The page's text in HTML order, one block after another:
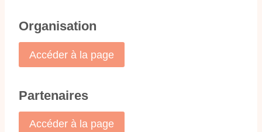
Organisation
Accéder à la page
Partenaires
Accéder à la page